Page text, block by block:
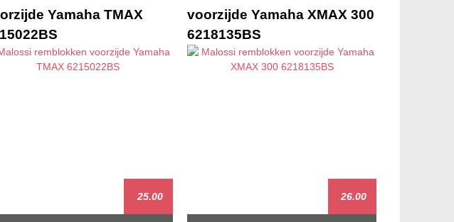
Yamaha TMAX
25.00
voorzijde Yamaha XMAX 300
6218135BS
26.00